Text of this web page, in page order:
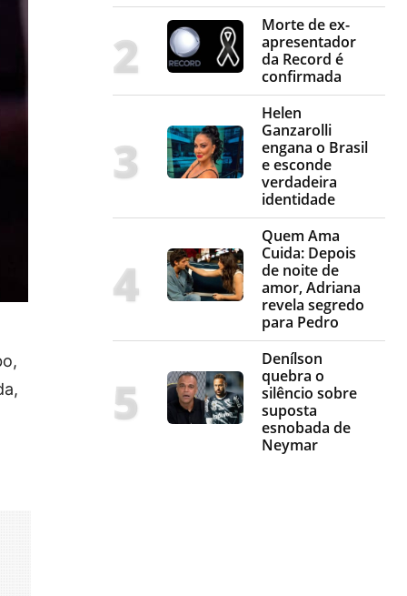
Morte de ex-
apresentador
da Record é
confirmada
Helen
Ganzarolli
engana o Brasil
e esconde
verdadeira
identidade
Quem Ama
Cuida: Depois
de noite de
amor, Adriana
revela segredo
para Pedro
Denílson
quebra o
silêncio sobre
suposta
esnobada de
Neymar